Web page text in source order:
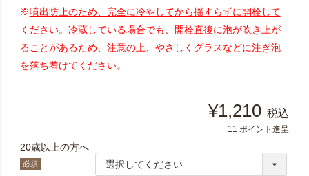
※噴出防止のため、完全に冷やしてから揺すらずに開栓して
ください。 冷蔵している場合でも、開栓直後に泡が吹き上が
ることがあるため、注意の上、やさしくグラスなどに注ぎ泡
を落ち着けてください。
¥1,210 税込
11 ポイント進呈
20歳以上の方へ